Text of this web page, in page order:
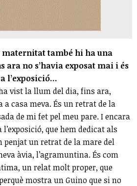
també hi ha una
ara no s’havia exposat mai i és
l’exposició...
vist la llum del dia, fins ara,
a casa meva. És un retrat de la
de mi fet pel meu pare. I encara
que hem dedicat als
penjat un retrat de la mare del
àvia, l’agramuntina. És com
un relat molt proper, que
mostra un Guino que si no